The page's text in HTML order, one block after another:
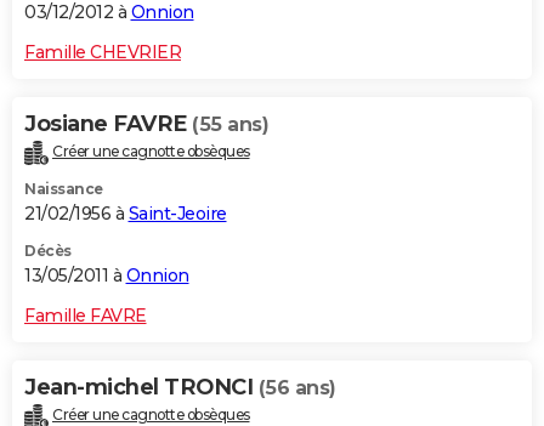
03/12/2012 à Onnion
Famille CHEVRIER
Josiane FAVRE (55 ans)
Créer une cagnotte obsèques
Naissance
21/02/1956 à Saint-Jeoire
Décès
13/05/2011 à Onnion
Famille FAVRE
Jean-michel TRONCI (56 ans)
Créer une cagnotte obsèques